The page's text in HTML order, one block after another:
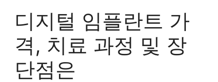
디지털 임플란트 가
격, 치료 과정 및 장
단점은